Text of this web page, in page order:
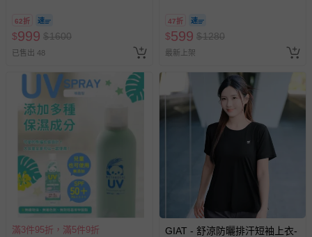
2026/10/16 正券逾期視同現金
券使用
62折
$999 $1600
已售出 48
47折
$599 $1280
最新上架
滿3件95折，滿5件9折
GIAT - 舒涼防曬排汗短袖上衣-